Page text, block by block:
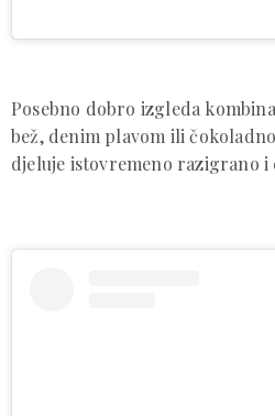
Posebno dobro izgleda
bež, denim plavom ili
djeluje istovremeno razigrano i